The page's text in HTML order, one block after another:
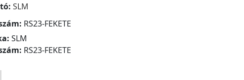
SLM
RS23-FEKETE
SLM
RS23-FEKETE